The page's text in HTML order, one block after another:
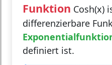
Funktion Cosh(x)
differenzierbare
definiert ist.